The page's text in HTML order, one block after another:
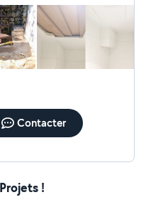
contacter pour réaliser
Contacter
!